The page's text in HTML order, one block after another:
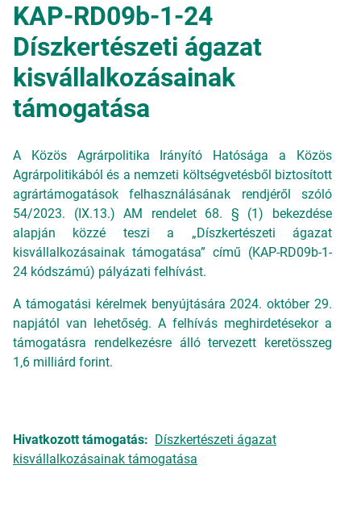
KAP-RD09b-1-24
Díszkertészeti ágazat
kisvállalkozásainak
támogatása
A Közös Agrárpolitika Irányító Hatósága a Közös
Agrárpolitikából és a nemzeti költségvetésből biztosított
agrártámogatások felhasználásának rendjéről szóló
54/2023. (IX.13.) AM rendelet 68. § (1) bekezdése
alapján közzé teszi a „Díszkertészeti ágazat
kisvállalkozásainak támogatása” című (KAP-RD09b-1-
24 kódszámú) pályázati felhívást.
A támogatási kérelmek benyújtására 2024. október 29.
napjától van lehetőség. A felhívás meghirdetésekor a
támogatásra rendelkezésre álló tervezett keretösszeg
1,6 milliárd forint.
Hivatkozott támogatás
Díszkertészeti ágazat
kisvállalkozásainak támogatása